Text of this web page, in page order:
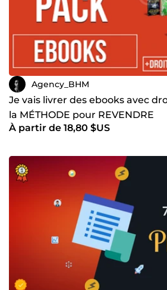
Agency_BHM
Je vais livrer des ebooks avec
la MÉTHODE pour REVENDRE
À partir de 18,80 $US